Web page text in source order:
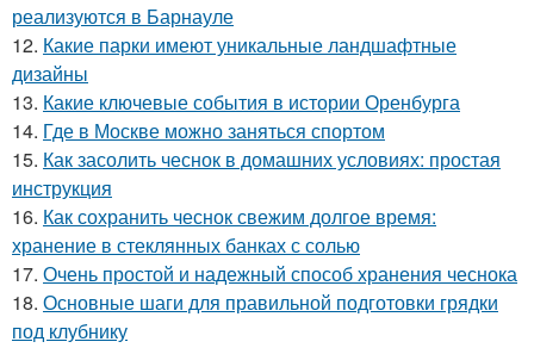
реализуются в Барнауле
12. Какие парки имеют уникальные ландшафтные
дизайны
13. Какие ключевые события в истории Оренбурга
14. Где в Москве можно заняться спортом
15. Как засолить чеснок в домашних условиях: простая
инструкция
16. Как сохранить чеснок свежим долгое время:
хранение в стеклянных банках с солью
17. Очень простой и надежный способ хранения чеснока
18. Основные шаги для правильной подготовки грядки
под клубнику